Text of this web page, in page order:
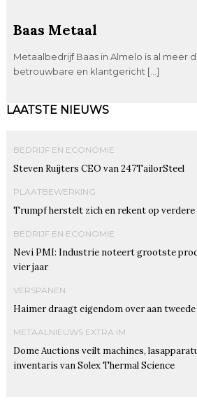
Baas Metaal
Metaalbedrijf Baas in Almelo is al meer
betrouwbare en klantgericht […]
LAATSTE NIEUWS
BEDRIJF EN ECONOMIE
Steven Ruijters CEO van 247TailorSteel
PLAATBEWERKING
Trumpf herstelt zich en rekent op
BEDRIJF EN ECONOMIE
Nevi PMI: Industrie noteert grootste
vier jaar
VERSPANEN
Haimer draagt eigendom over aan
METAALNIEUWS EXTRA IM
Dome Auctions veilt machines,
inventaris van Solex Thermal Science